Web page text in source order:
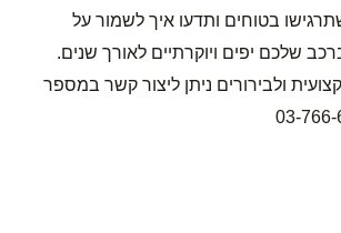
בטוחים ותדעו איך לשמור על
שלכם יפים ויוקרתיים לאורך שנים.
ולבירורים ניתן ליצור קשר במספר